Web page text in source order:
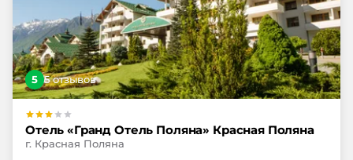
5 5отзывов
Отель «Гранд Отель Поляна» Красная Поляна
г. Красная Поляна